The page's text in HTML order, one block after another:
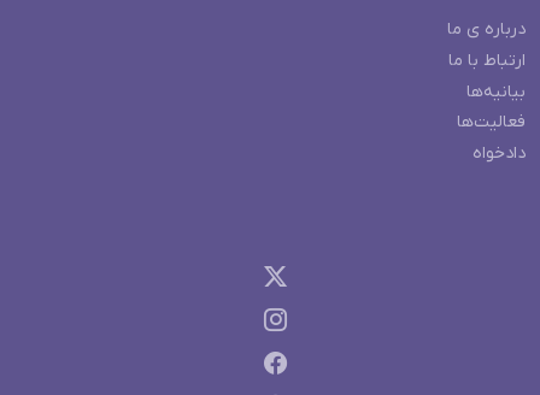
درباره ی ما
ارتباط با ما
بیانیه‌ها
فعالیت‌ها
دادخواه